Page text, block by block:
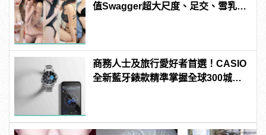
值Swagger超大尺度、足交、雪乳、
商務人士及旅行愛好者首選！CASIO
全新藍牙錶款精準掌握全球300城市